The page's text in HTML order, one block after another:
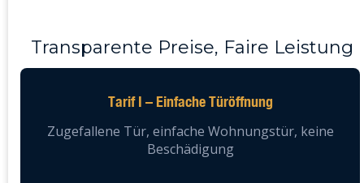
Transparente Preise, Faire Leistung
Tarif I – Einfache Türöffnung
Zugefallene Tür, einfache Wohnungstür, keine
Beschädigung